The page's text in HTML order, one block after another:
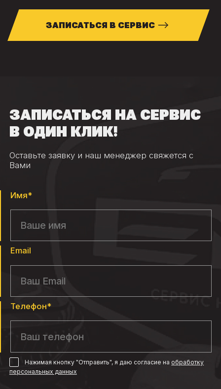
ЗАПИСАТЬСЯ В СЕРВИС
ЗАПИСАТЬСЯ НА СЕРВИС
В ОДИН КЛИК!
Оставьте заявку и наш менеджер свяжется с
Вами
Имя*
Email
Телефон*
Нажимая кнопку "Отправить", я даю согласиена обработку
персональных данных